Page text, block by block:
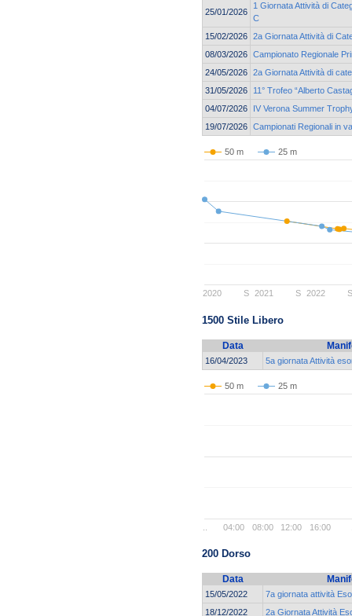
25/01/2026
1 Giornata Attività di
C
15/02/2026 2a Giornata Attività di
08/03/2026 Campionato Regionale
24/05/2026 2a Giornata Attività di
31/05/2026
11° Trofeo “Alberto
04/07/2026
IV Verona Summer
19/07/2026 Campionati Regionali in
50 m 25 m
2020 2021 2022
S S
1500 Stile Libero
Data
16/04/2023 5a giornata Attività
50 m 25 m
04:00 08:00 12:00 16:00
200 Dorso
Data
15/05/2022
7a giornata attività
18/12/2022
2a Giornata Attività